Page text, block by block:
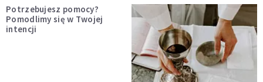
Potrzebujesz pomocy?
Pomodlimy się w Twojej
intencji